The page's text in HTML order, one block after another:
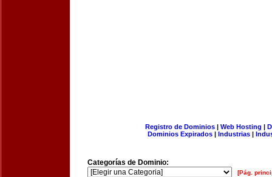
Registro de Dominios| Web Hosting |
Dominios Expirados | Industrias |
Categorías de Dominio:
[Pág.